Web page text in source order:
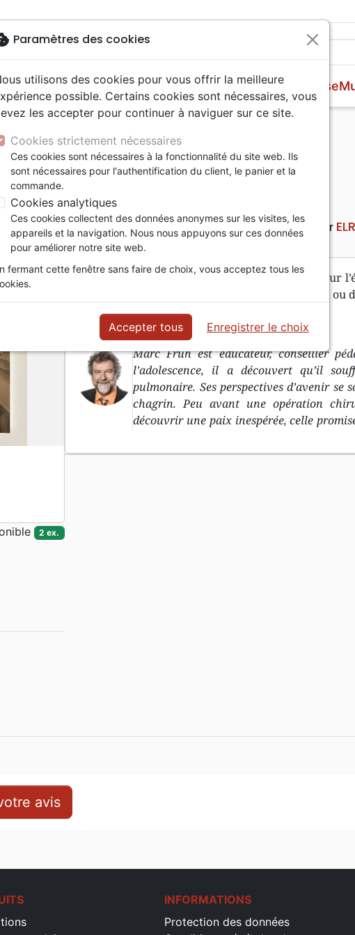
NouveautésBibles
courant
Français fondamental
Autres versions
Bibles d'étude
Bibles audio
Livres
sectes
adoration, louange
Famille, couple
Personne, santé
Ethique, société, politique
Religions
Jeunesse
ans
Adolescents, jeunes
Enseignement jeunesse
Noël, Musique de fête
Recueils et partitions
reportages
animés
Concerts, spectacles
Willow Tree
Objets cadeaux
Jeux
Fourres de Bible
Lève-toi - Prends tes responsabilités et agis
Lève-toi
Marc Früh
RéférenceELR2723 EAN9782839927239 Editeur
Description
Chrétien actif en politique ! ? Réflexions libres sur
nombreux croyants : Un chrétien peut-il, ose-t-il ou
L'auteur
Marc Früh est éducateur, conseiller
l’adolescence, il a découvert qu’il
pulmonaire. Ses perspectives d’avenir se
chagrin. Peu avant une opération
découvrir une paix inespérée, celle
2 ex.
avis
INFORMATIONS
Protection des données
Paramètres des cookies
utilisons des cookies pour vous offrir la meilleure
possible. Certains cookies sont nécessaires, vous
les accepter pour continuer à naviguer sur ce site.
Cookies strictement nécessaires
Ces cookies sont nécessaires à la fonctionnalité du site web. Ils
sont nécessaires pour l'authentification du client, le panier et la
commande.
Cookies analytiques
Ces cookies collectent des données anonymes sur les visites, les
appareils et la navigation. Nous nous appuyons sur ces données
pour améliorer notre site web.
fermant cette fenêtre sans faire de choix, vous acceptez tous les
Accepter tous Enregistrer le choix